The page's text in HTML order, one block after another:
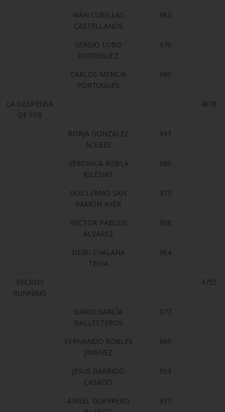
IVÁN CUBILLAS
CASTELLANOS
983
SERGIO LOBO
RODRÍGUEZ
970
CARLOS MENCIA
PORTUGUÉS
960
LA DESPENSA
DE FER
4878
BORJA GONZALEZ
ACEBES
993
VERONICA ROBLA
IGLESIAS
980
GUILLERMO SAN
RAMON AYER
973
HECTOR PABLOS
ALVAREZ
968
DEIBI CHALANA
TEIGA
964
RECREO
RUNNING
4755
DAVID GARCÍA
BALLESTEROS
977
FERNANDO ROBLES
JÍMENEZ
969
JESÚS GARRIDO
CASADO
953
ANGEL GUERRERO
937